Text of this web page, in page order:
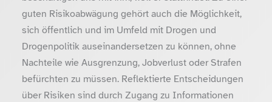
guten Risikoabwägung gehört auch die Möglichkeit,
sich öffentlich und im Umfeld mit Drogen und
Drogenpolitik auseinandersetzen zu können, ohne
Nachteile wie Ausgrenzung, Jobverlust oder Strafen
befürchten zu müssen. Reflektierte Entscheidungen
über Risiken sind durch Zugang zu Informationen